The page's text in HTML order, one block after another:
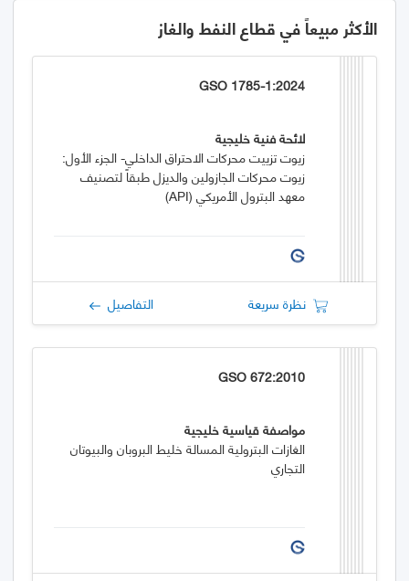
الأكثر مبيعاً في قطاع النفط والغاز
GSO 1785-1:2024
لائحة فنية خليجية
زيوت تزييت محركات الاحتراق الداخلي- الجزء الأول:
زيوت محركات الجازولين والديزل طبقاً لتصنيف
معهد البترول الأمريكي (API)
نظرة سريعة التفاصيل
GSO 672:2010
مواصفة قياسية خليجية
الغازات البترولية المسالة خليط البروبان والبيوتان
التجاري